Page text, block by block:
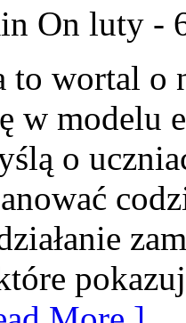
On luty -
to wortal o
w modelu
o